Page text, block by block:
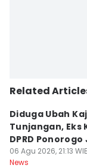
Related
Diduga Ubah
Tunjangan, Eks
DPRD Ponorogo
Tersangka
06 Agu 2026, 21:13
News